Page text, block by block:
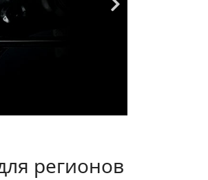
регионов